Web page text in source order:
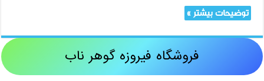
توضیحات بیشتر »
فروشگاه فیروزه گوهر ناب